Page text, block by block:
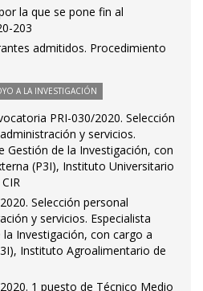
la que se pone fin al
203
admitidos. Procedimiento
A LA INVESTIGACIÓN
PRI-030/2020. Selección
y servicios.
Gestión de la Investigación, con
(P3I), Instituto Universitario
Selección personal
y servicios. Especialista
Investigación, con cargo a
Instituto Agroalimentario de
1 puesto de Técnico Medio